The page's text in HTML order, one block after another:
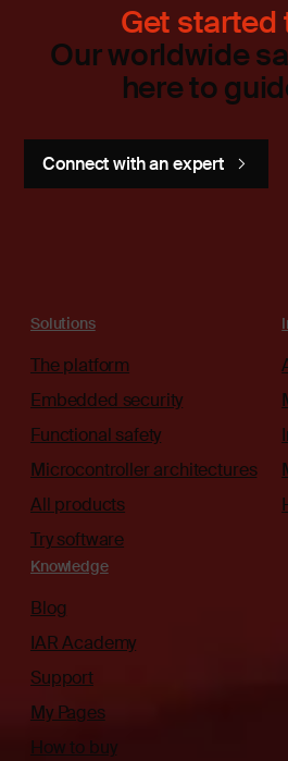
Get started
Our worldwide
here to
Connect with an expert
Solutions
The platform
Embedded security
Functional safety
Microcontroller architectures
All products
Try software
Knowledge
Blog
IAR Academy
Support
My Pages
How to buy